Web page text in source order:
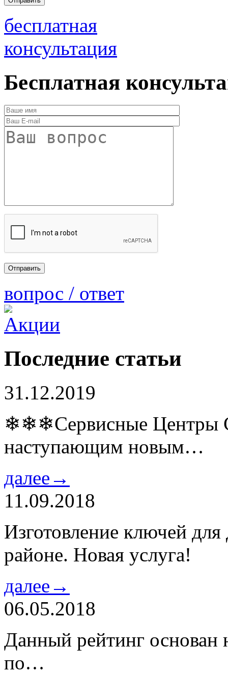
бесплатная
консультация
Бесплатная
вопрос / ответ
Последние статьи
31.12.2019
❄❄❄Сервисные Центры
наступающим новым…
далее→
11.09.2018
Изготовление ключей
районе. Новая услуга!
далее→
06.05.2018
Данный рейтинг основан
по…